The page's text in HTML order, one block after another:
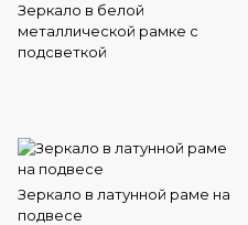
Зеркало в белой
металлической рамке с
подсветкой
Зеркало в латунной раме на
подвесе